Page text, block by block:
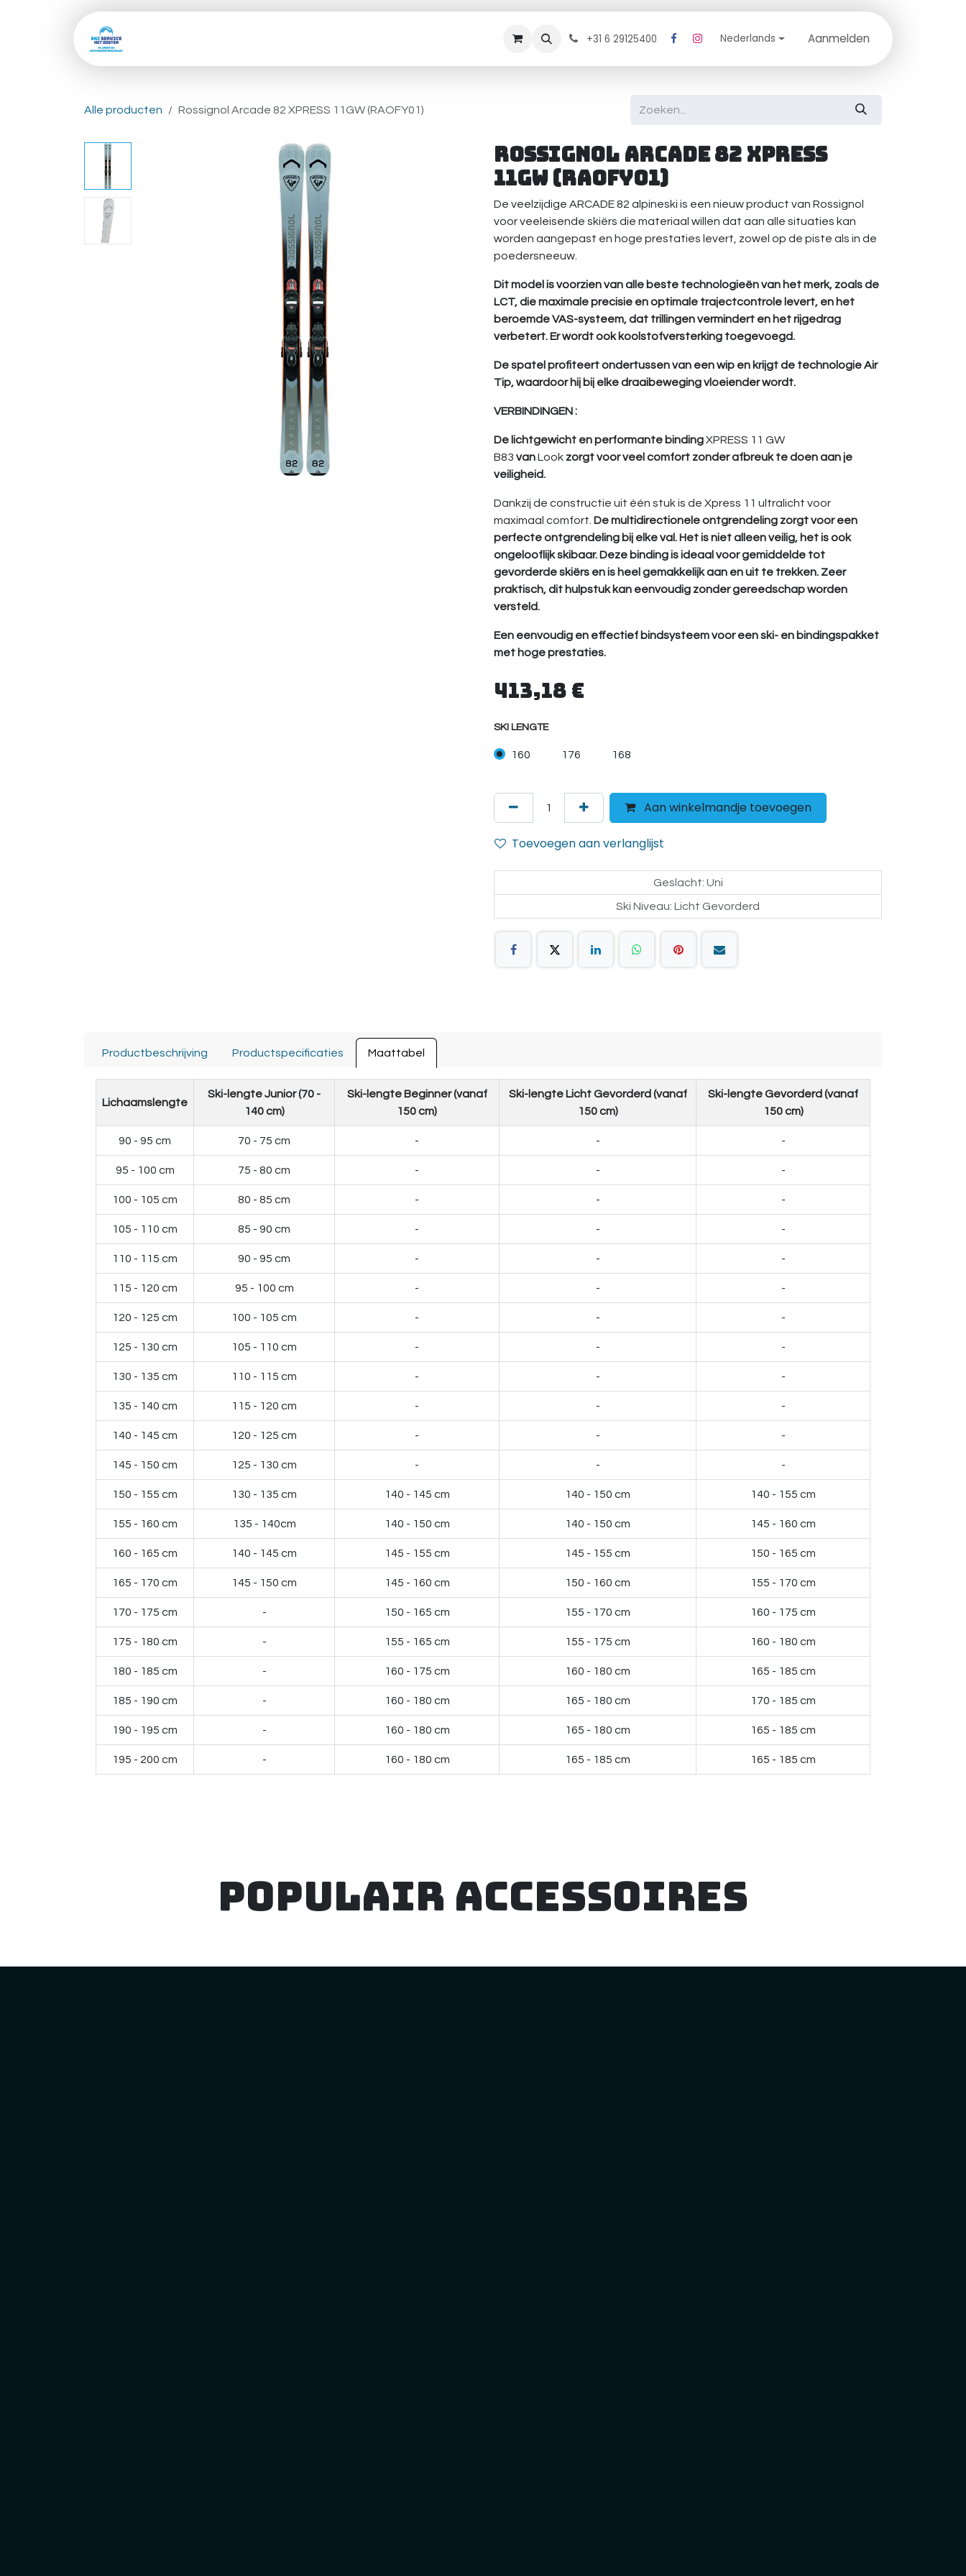
Overslaan naar inhoud
Diensten Contact Blog
+31 6 29125400 Nederlands Aanmelden
Alle producten Rossignol Arcade 82 XPRESS 11GW (RAOFY01)
Rossignol Arcade 82 XPRESS
11GW (RAOFY01)
De veelzijdige ARCADE 82 alpineski is een nieuw product van Rossignol
voor veeleisende skiërs die materiaal willen dat aan alle situaties kan
worden aangepast en hoge prestaties levert, zowel op de piste als in de
poedersneeuw.
Dit model is voorzien van alle beste technologieën van het merk, zoals de
LCT, die maximale precisie en optimale trajectcontrole levert, en het
beroemde VAS-systeem, dat trillingen vermindert en het rijgedrag
verbetert. Er wordt ook koolstofversterking toegevoegd.
De spatel profiteert ondertussen van een wip en krijgt de technologie Air
Tip, waardoor hij bij elke draaibeweging vloeiender wordt.
VERBINDINGEN :
De lichtgewicht en performante bindingXPRESS 11 GW
B83 vanLook zorgt voor veel comfort zonder afbreuk te doen aan je
veiligheid.
Dankzij de constructie uit één stuk is de Xpress 11 ultralicht voor
maximaal comfort. De multidirectionele ontgrendeling zorgt voor een
perfecte ontgrendeling bij elke val. Het is niet alleen veilig, het is ook
ongelooflijk skibaar. Deze binding is ideaal voor gemiddelde tot
gevorderde skiërs en is heel gemakkelijk aan en uit te trekken. Zeer
praktisch, dit hulpstuk kan eenvoudig zonder gereedschap worden
versteld.
Een eenvoudig en effectief bindsysteem voor een ski- en bindingspakket
met hoge prestaties.
413,18 €
SKI LENGTE
160 176 168
Aan winkelmandje toevoegen
Toevoegen aan verlanglijst
Geslacht: Uni
Ski Niveau: Licht Gevorderd
Productbeschrijving Productspecificaties Maattabel
Lichaamslengte
Ski-lengte Junior (70 -
140 cm)
Ski-lengte Beginner (vanaf
150 cm)
Ski-lengte Licht Gevorderd (vanaf
150 cm)
Ski-lengte Gevorderd (vanaf
150 cm)
90 - 95 cm 70 - 75 cm - - -
95 - 100 cm 75 - 80 cm - - -
100 - 105 cm 80 - 85 cm - - -
105 - 110 cm 85 - 90 cm - - -
110 - 115 cm 90 - 95 cm - - -
115 - 120 cm 95 - 100 cm - - -
120 - 125 cm 100 - 105 cm - - -
125 - 130 cm 105 - 110 cm - - -
130 - 135 cm 110 - 115 cm - - -
135 - 140 cm 115 - 120 cm - - -
140 - 145 cm 120 - 125 cm - - -
145 - 150 cm 125 - 130 cm - - -
150 - 155 cm 130 - 135 cm 140 - 145 cm 140 - 150 cm 140 - 155 cm
155 - 160 cm 135 - 140cm 140 - 150 cm 140 - 150 cm 145 - 160 cm
160 - 165 cm 140 - 145 cm 145 - 155 cm 145 - 155 cm 150 - 165 cm
165 - 170 cm 145 - 150 cm 145 - 160 cm 150 - 160 cm 155 - 170 cm
170 - 175 cm - 150 - 165 cm 155 - 170 cm 160 - 175 cm
175 - 180 cm - 155 - 165 cm 155 - 175 cm 160 - 180 cm
180 - 185 cm - 160 - 175 cm 160 - 180 cm 165 - 185 cm
185 - 190 cm - 160 - 180 cm 165 - 180 cm 170 - 185 cm
190 - 195 cm - 160 - 180 cm 165 - 180 cm 165 - 185 cm
195 - 200 cm - 160 - 180 cm 165 - 185 cm 165 - 185 cm
Populair accessoires